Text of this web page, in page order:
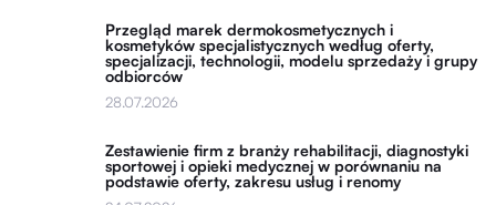
Przegląd marek dermokosmetycznych i
kosmetyków specjalistycznych według oferty,
specjalizacji, technologii, modelu sprzedaży i grupy
odbiorców
28.07.2026
Zestawienie firm z branży rehabilitacji, diagnostyki
sportowej i opieki medycznej w porównaniu na
podstawie oferty, zakresu usług i renomy